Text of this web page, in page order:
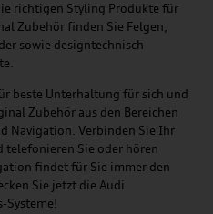
richtigen Styling Produkte für
Zubehör finden Sie Felgen,
sowie designtechnisch
beste Unterhaltung für sich und
Zubehör aus den Bereichen
Navigation. Verbinden Sie Ihr
Sie oder hören
findet für Sie immer den
Sie jetzt die Audi
Systeme!